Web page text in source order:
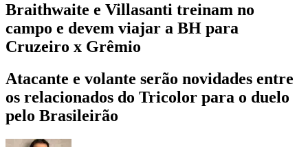
Braithwaite e Villasanti treinam no
campo e devem viajar a BH para
Cruzeiro x Grêmio
Atacante e volante serão novidades entre
os relacionados do Tricolor para o duelo
pelo Brasileirão